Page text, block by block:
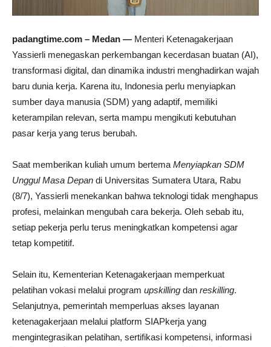
padangtime.com – Medan — Menteri Ketenagakerjaan
Yassierli menegaskan perkembangan kecerdasan buatan (AI),
transformasi digital, dan dinamika industri menghadirkan wajah
baru dunia kerja. Karena itu, Indonesia perlu menyiapkan
sumber daya manusia (SDM) yang adaptif, memiliki
keterampilan relevan, serta mampu mengikuti kebutuhan
pasar kerja yang terus berubah.
Saat memberikan kuliah umum bertemaMenyiapkan SDM
Unggul Masa Depan di Universitas Sumatera Utara, Rabu
(8/7), Yassierli menekankan bahwa teknologi tidak menghapus
profesi, melainkan mengubah cara bekerja. Oleh sebab itu,
setiap pekerja perlu terus meningkatkan kompetensi agar
tetap kompetitif.
Selain itu, Kementerian Ketenagakerjaan memperkuat
pelatihan vokasi melalui program upskilling dan reskilling.
Selanjutnya, pemerintah memperluas akses layanan
ketenagakerjaan melalui platform SIAPkerja yang
mengintegrasikan pelatihan, sertifikasi kompetensi, informasi